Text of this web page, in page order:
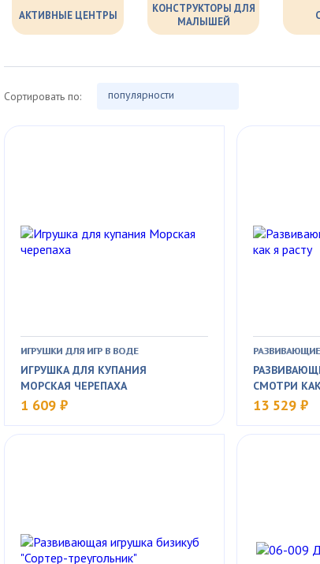
АКТИВНЫЕ ЦЕНТРЫ
КОНСТРУКТОРЫ ДЛЯ
МАЛЫШЕЙ
Сортировать по: популярности
ИГРУШКИ ДЛЯ ИГР В ВОДЕ
ИГРУШКА ДЛЯ КУПАНИЯ
МОРСКАЯ ЧЕРЕПАХА
1 609 ₽
СМОТРИ
13 529 ₽